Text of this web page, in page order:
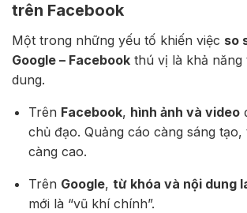
trên Facebook
Một trong những yếu tố khiến việc so
Google – Facebook thú vị là khả năng
dung.
Trên Facebook, hình ảnh và video
chủ đạo. Quảng cáo càng sáng
càng cao.
Trên Google, từ khóa và nội dung
mới là “vũ khí chính”.